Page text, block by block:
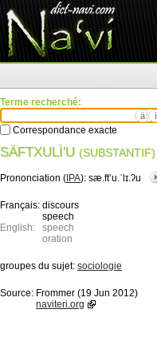
Terme recherché:
ä ì
Correspondance exacte
SÄFTXULÌ'U (SUBSTANTIF)
Prononciation ( IPA): sæ.ftʼu.ˈlɪ.ʔu
Français: discours
speech
English:
speech
oration
groupes du sujet: sociologie
Source: Frommer (19 Jun 2012)
naviteri.org